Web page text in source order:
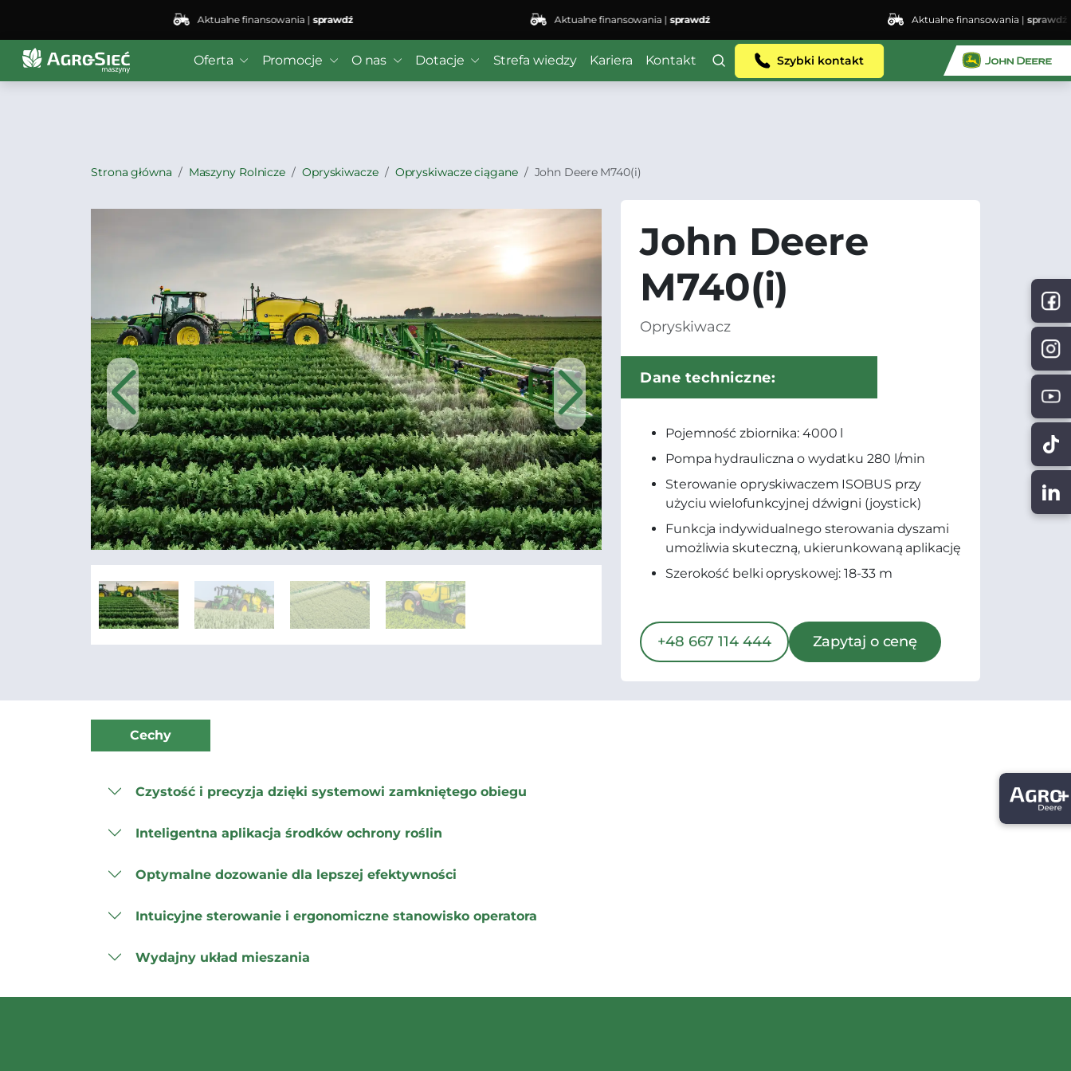
Deprecated: preg_replace(): Passing null to parameter #3 ($subject) of type array|string is deprecated in/home/klient.dhosting.pl/lswis6155/agro-siec.pl-
bei4/public_html/wp-content/plugins/wordfence/vendor/wordfence/wf-waf/src/lib/rules.php
Aktualne finansowania |sprawdź Aktualne finansowania |sprawdź Aktualne finansowania |sprawdź
Oferta Promocje O nas Dotacje Strefa wiedzy Kariera Kontakt Szybki kontakt
Strona główna Maszyny Rolnicze Opryskiwacze Opryskiwacze ciągane John Deere M740(i)
John Deere
M740(i)
Opryskiwacz
Dane techniczne:
Pojemność zbiornika: 4000 l
Pompa hydrauliczna o wydatku 280 l/min
Sterowanie opryskiwaczem ISOBUS przy
użyciu wielofunkcyjnej dźwigni (joystick)
Funkcja indywidualnego sterowania dyszami
umożliwia skuteczną, ukierunkowaną aplikację
Szerokość belki opryskowej: 18-33 m
+48 667 114 444 Zapytaj o cenę
Cechy
Czystość i precyzja dzięki systemowi zamkniętego obiegu
Inteligentna aplikacja środków ochrony roślin
Optymalne dozowanie dla lepszej efektywności
Intuicyjne sterowanie i ergonomiczne stanowisko operatora
Wydajny układ mieszania